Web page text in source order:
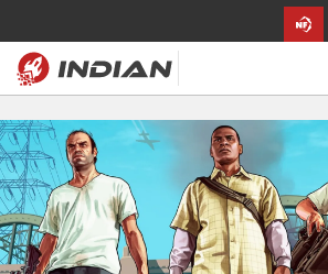
Magazín
Recenze
Videa